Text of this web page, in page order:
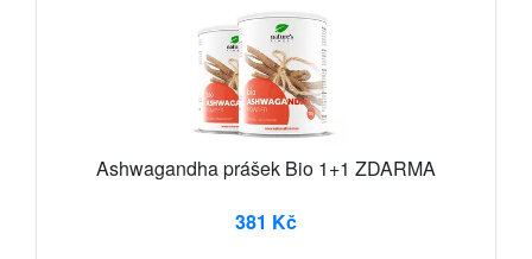
Ashwagandha prášek Bio 1+1 ZDARMA
381 Kč